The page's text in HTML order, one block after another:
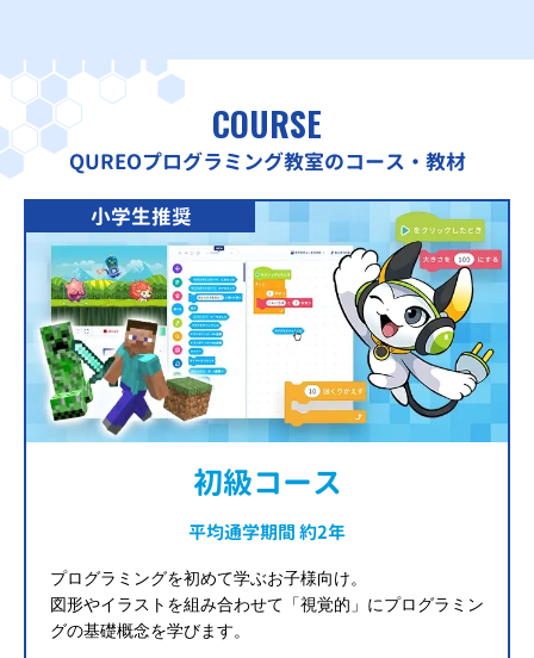
COURSE
QUREOプログラミング教室のコース・教材
小学生推奨
初級コース
平均通学期間 約2年
プログラミングを初めて学ぶお子様向け。
図形やイラストを組み合わせて「視覚的」にプログラミン
グの基礎概念を学びます。